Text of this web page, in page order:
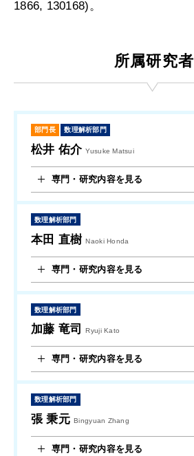
1866, 130168)。
所属研究者
松井 佑介 Yusuke Matsui
部門長 数理解析部門
専門・研究内容を見る
本田 直樹 Naoki Honda
数理解析部門
専門・研究内容を見る
加藤 竜司 Ryuji Kato
数理解析部門
専門・研究内容を見る
張 秉元 Bingyuan Zhang
数理解析部門
専門・研究内容を見る